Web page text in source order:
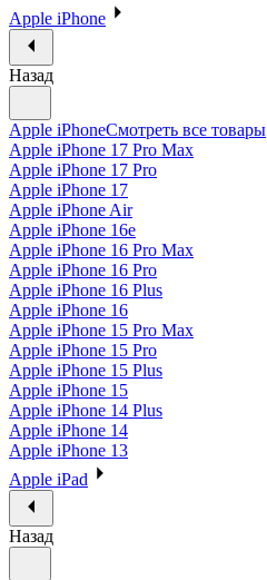
Apple iPhone
Назад
Apple iPhoneСмотреть все товары
Apple iPhone 17 Pro Max
Apple iPhone 17 Pro
Apple iPhone 17
Apple iPhone Air
Apple iPhone 16e
Apple iPhone 16 Pro Max
Apple iPhone 16 Pro
Apple iPhone 16 Plus
Apple iPhone 16
Apple iPhone 15 Pro Max
Apple iPhone 15 Pro
Apple iPhone 15 Plus
Apple iPhone 15
Apple iPhone 14 Plus
Apple iPhone 14
Apple iPhone 13
Apple iPad
Назад